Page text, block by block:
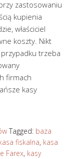
zastosowaniu
kupienia
właściciel
koszty. Nikt
trzeba
firmach
kasy
Tagged: baza
fiskalna, kasa
Farex, kasy